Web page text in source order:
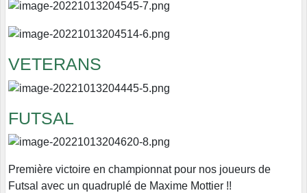
VETERANS
FUTSAL
Première victoire en championnat pour nos joueurs de
Futsal avec un quadruplé de Maxime Mottier !!